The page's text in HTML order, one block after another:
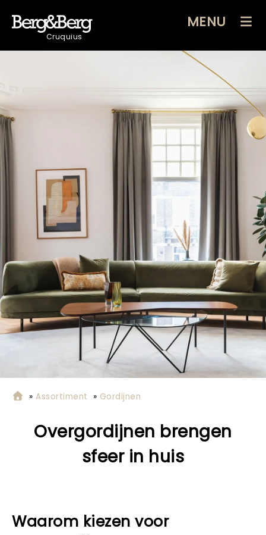
Cruquius
MENU
»Assortiment » Gordijnen
Overgordijnen brengen
sfeer in huis
Waarom kiezen voor